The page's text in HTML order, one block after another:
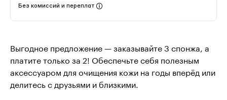
Без комиссий и переплат
Выгодное предложение — заказывайте 3 спонжа, а
платите только за 2! Обеспечьте себя полезным
аксессуаром для очищения кожи на годы вперёд или
делитесь с друзьями и близкими.